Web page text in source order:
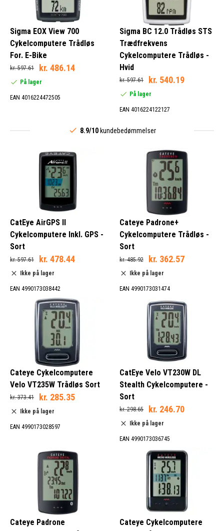
Sigma EOX View 700
Cykelcomputere Trådløs
For. E-Bike
kr. 597.61 kr. 486.14
På lager
EAN 4016224472505
Sigma BC 12.0 Trådløs STS
Trædfrekvens
Cykelcomputere Trådløs -
Hvid
kr. 597.61 kr. 540.19
På lager
EAN 4016224122127
8.9/10kundebedømmelser
CatEye AirGPS II
Cykelcomputere Inkl. GPS -
Sort
kr. 597.61 kr. 478.44
Ikke på lager
EAN 4990173038442
Cateye Padrone+
Cykelcomputere Trådløs -
Sort
kr. 485.92 kr. 362.57
Ikke på lager
EAN 4990173031474
Cateye Cykelcomputere
Velo VT235W Trådløs Sort
kr. 373.41 kr. 285.35
Ikke på lager
EAN 4990173028597
CatEye Velo VT230W DL
Stealth Cykelcomputere -
Sort
kr. 298.65 kr. 246.70
Ikke på lager
EAN 4990173036745
Cateye Padrone
Cateye Cykelcomputere